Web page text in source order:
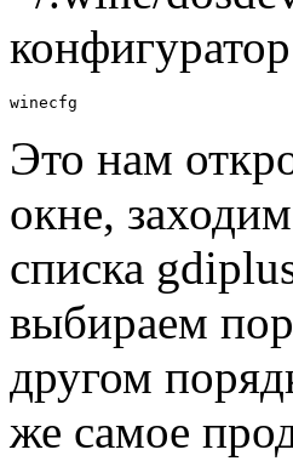
конфигуратор
winecfg
Это нам
окне,
списка
выбираем
другом
же самое